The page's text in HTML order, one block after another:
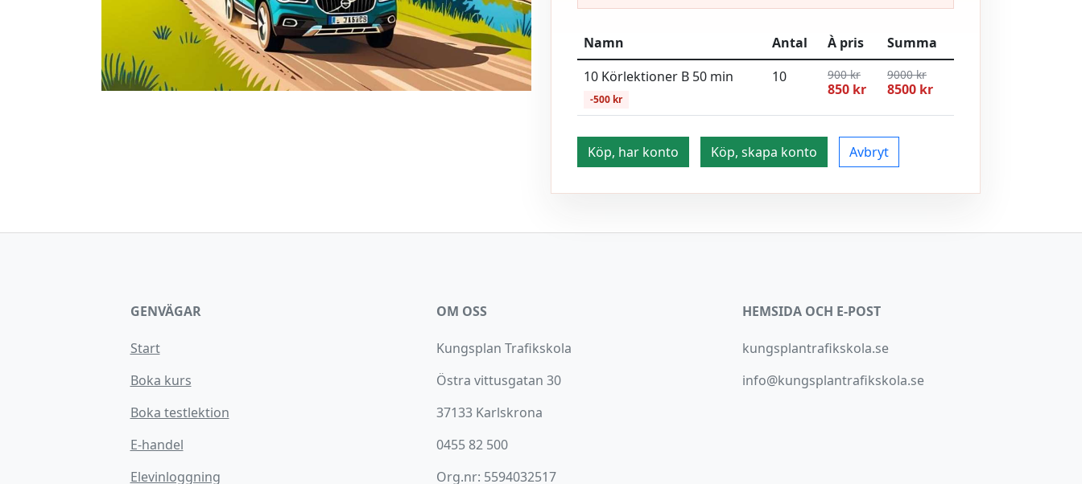
Namn Antal À pris
Summa
10 Körlektioner B 50 min
-500 kr
10 900 kr
850 kr
9000 kr
8500 kr
Köp, har konto Köp, skapa konto Avbryt
GENVÄGAR
Start
Boka kurs
Boka testlektion
E-handel
Elevinloggning
OM OSS
Kungsplan Trafikskola
Östra vittusgatan 30
37133 Karlskrona
0455 82 500
Org.nr: 5594032517
HEMSIDA OCH E-POST
kungsplantrafikskola.se
info@kungsplantrafikskola.se